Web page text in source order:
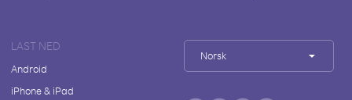
LAST NED
Android
iPhone & iPad
Norsk